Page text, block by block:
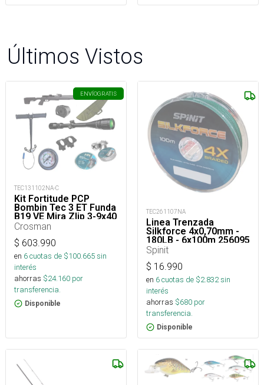
Últimos Vistos
ENVÍOGRATIS
TEC131102NA-C
Kit Fortitude PCP
Bombin Tec 3 ET Funda
B19 VE Mira Zlip 3-9x40
- Poston P022 2LT -
Crosman
Crosman
$ 603.990
en 6cuotas de $100.665sin
interés
ahorras $24.160 por
transferencia.
Disponible
TEC261107NA
Linea Trenzada
Silkforce 4x0,70mm -
180LB - 6x100m 256095
Spinit
$ 16.990
en 6cuotas de $2.832sin
interés
ahorras $680 por
transferencia.
Disponible